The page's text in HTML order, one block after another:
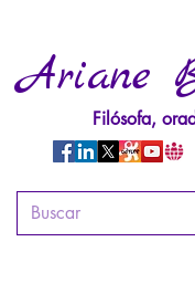
Ariane
Filósofa,